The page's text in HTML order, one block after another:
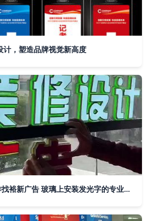
计，塑造品牌视觉新高度
黄梅县发光字制作找裕新广告 玻璃上安装发光字的专业指南